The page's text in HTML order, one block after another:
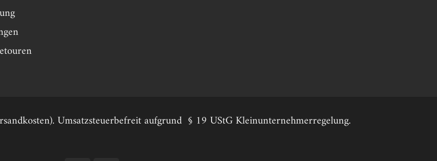
Umsatzsteuerbefreit aufgrund § 19 UStG Kleinunternehmerregelung.